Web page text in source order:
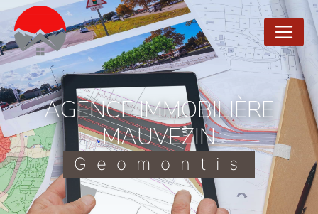
AGENCE IMMOBILIÈRE
MAUVEZIN
Geomontis
Panneau de gestion des cookies